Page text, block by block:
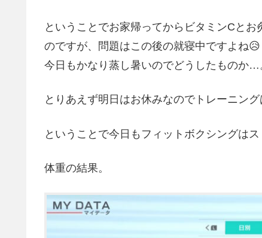
ということでお家帰ってからビタミンCと
のですが、問題はこの後の就寝中ですよね😥
今日もかなり蒸し暑いのでどうしたものか…
とりあえず明日はお休みなのでトレーニン
ということで今日もフィットボクシングはス
体重の結果。